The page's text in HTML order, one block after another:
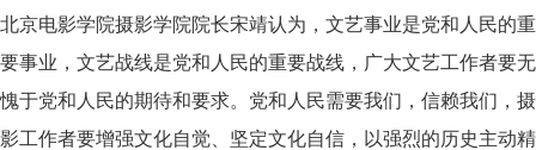
北京电影学院摄影学院院长宋靖认为，文艺事业是党和人民的重
要事业，文艺战线是党和人民的重要战线，广大文艺工作者要无
愧于党和人民的期待和要求。党和人民需要我们，信赖我们，摄
影工作者要增强文化自觉、坚定文化自信，以强烈的历史主动精